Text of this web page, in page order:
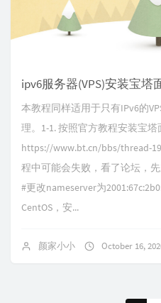
本教程同样适用于只有IPv6的
理。1-1. 按照官方教程安装宝塔
https://www.bt.cn/bbs/thread-
程中可能会失败，看了论坛，
#更改nameserver为
CentOS，安...
颜家小小 October 16,